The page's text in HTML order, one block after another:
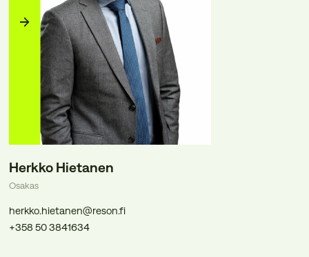
Herkko Hietanen
Osakas
herkko.hietanen@reson.fi
+358 50 3841634